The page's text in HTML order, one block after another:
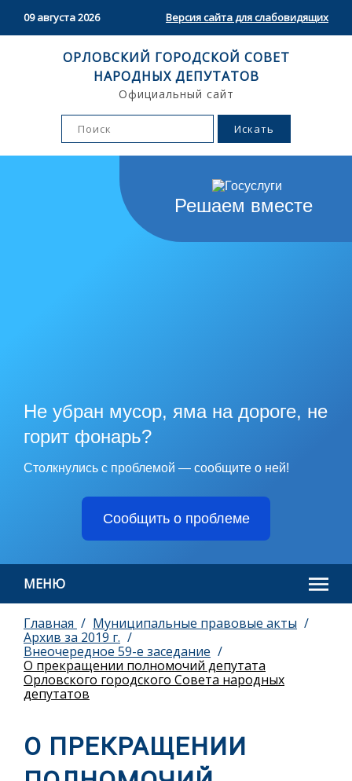
09 августа 2026 Версия сайта для слабовидящих
ОРЛОВСКИЙ ГОРОДСКОЙ СОВЕТ
НАРОДНЫХ ДЕПУТАТОВ
Официальный сайт
Решаем вместе
Не убран мусор, яма на дороге, не
горит фонарь?
Столкнулись с проблемой — сообщите о ней!
Сообщить о проблеме
МЕНЮ
Главная
Муниципальные правовые акты
Архив за 2019 г.
Внеочередное 59-е заседание
О прекращении полномочий депутата
Орловского городского Совета народных
депутатов
О ПРЕКРАЩЕНИИ